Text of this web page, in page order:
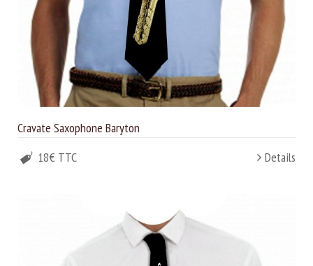
Cravate Saxophone Baryton
18€ TTC
Details